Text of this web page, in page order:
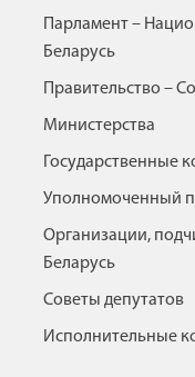
Парламент –
Беларусь
Правительство –
Министерства
Государственные
Уполномоченный
Организации,
Беларусь
Советы депутатов
Исполнительные